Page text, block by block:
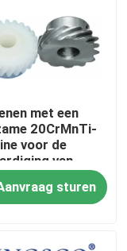
met een
20CrMnTi-
voor de
van
sturen